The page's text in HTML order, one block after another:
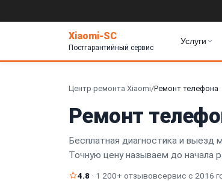
Xiaomi-SC
Постгарантийный сервис
Услуги
Центр ремонта Xiaomi/Ремонт телефона
Ремонт
Бесплатная диагностика и выезд
Точную цену называем до начала
4.8 · 1 200+ отзывовсервис с 2016